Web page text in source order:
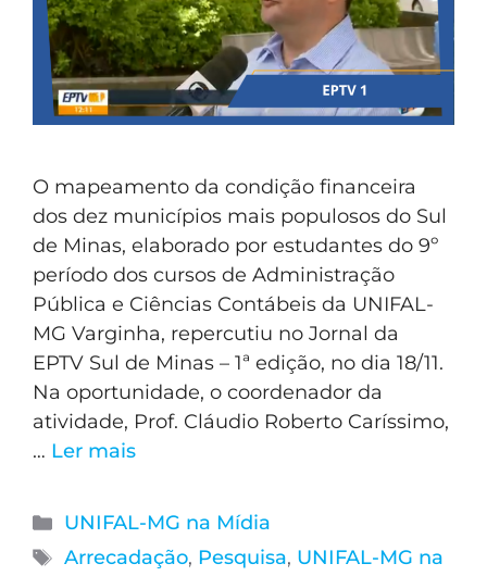
O mapeamento da condição financeira
dos dez municípios mais populosos do Sul
de Minas, elaborado por estudantes do 9º
período dos cursos de Administração
Pública e Ciências Contábeis da UNIFAL-
MG Varginha, repercutiu no Jornal da
EPTV Sul de Minas – 1ª edição, no dia 18/11.
Na oportunidade, o coordenador da
atividade, Prof. Cláudio Roberto Caríssimo,
… Ler mais
UNIFAL-MG na Mídia
Arrecadação, Pesquisa, UNIFAL-MG na